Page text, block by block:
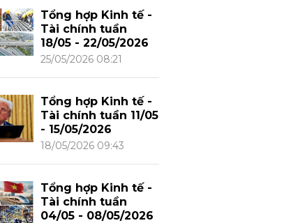
Tổng hợp Kinh tế -
Tài chính tuần
18/05 - 22/05/2026
25/05/2026 08:21
Tổng hợp Kinh tế -
Tài chính tuần 11/05
- 15/05/2026
18/05/2026 09:43
Tổng hợp Kinh tế -
Tài chính tuần
04/05 - 08/05/2026